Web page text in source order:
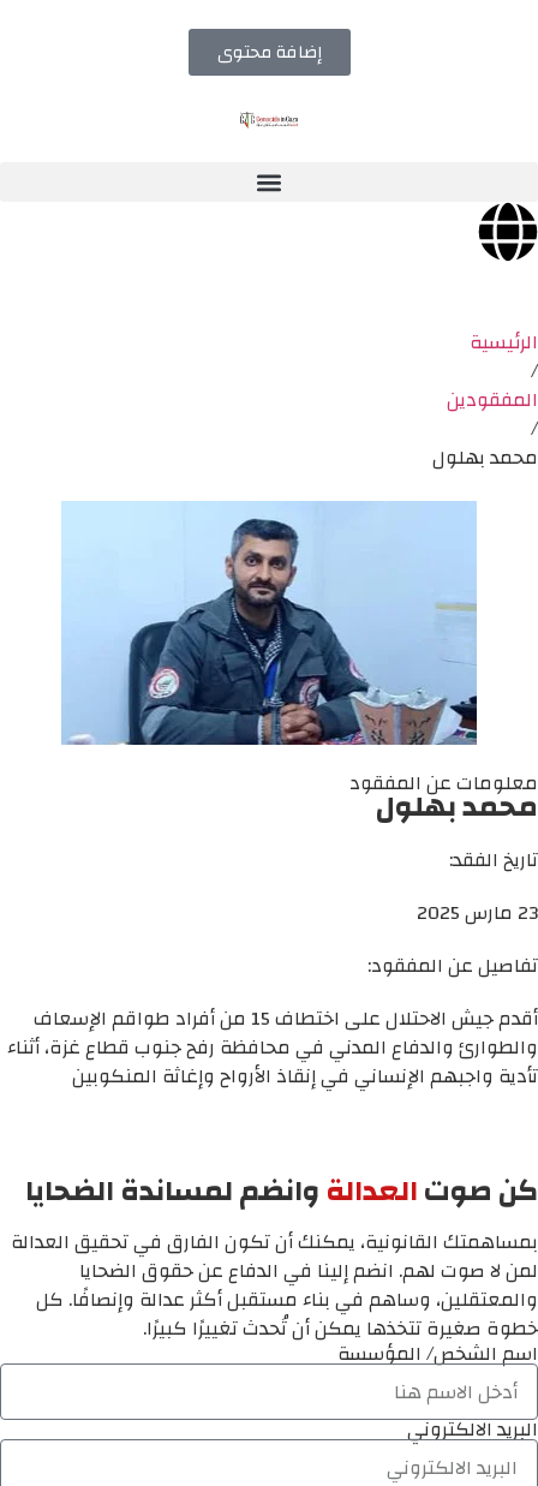
إضافة محتوى
الرئيسية
/
المفقودين
/
محمد بهلول
معلومات عن المفقود
محمد بهلول
تاريخ الفقد:
23 مارس 2025
تفاصيل عن المفقود:
أقدم جيش الاحتلال على اختطاف 15 من أفراد طواقم الإسعاف
والطوارئ والدفاع المدني في محافظة رفح جنوب قطاع غزة، أثناء
تأدية واجبهم الإنساني في إنقاذ الأرواح وإغاثة المنكوبين
كن صوتالعدالةوانضم لمساندة الضحايا
بمساهمتك القانونية، يمكنك أن تكون الفارق في تحقيق العدالة
لمن لا صوت لهم. انضم إلينا في الدفاع عن حقوق الضحايا
والمعتقلين، وساهم في بناء مستقبل أكثر عدالة وإنصافًا. كل
خطوة صغيرة تتخذها يمكن أن تُحدث تغييرًا كبيرًا.
اسم الشخص/ المؤسسة
البريد الالكتروني